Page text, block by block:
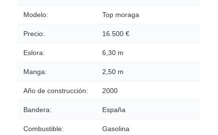
Modelo: Top moraga
Precio: 16.500 €
Eslora: 6,30 m
Manga: 2,50 m
Año de construcción: 2000
Bandera: España
Combustible: Gasolina